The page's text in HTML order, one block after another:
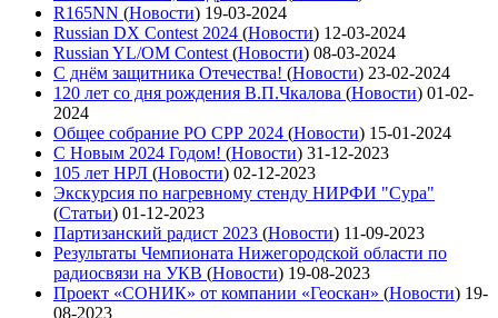
R165NN (Новости) 19-03-2024
Russian DX Contest 2024 (Новости) 12-03-2024
Russian YL/OM Contest (Новости) 08-03-2024
С днём защитника Отечества! (Новости) 23-02-2024
120 лет со дня рождения В.П.Чкалова (Новости) 01-02-
2024
Общее собрание РО СРР 2024 (Новости) 15-01-2024
С Новым 2024 Годом! (Новости) 31-12-2023
105 лет НРЛ (Новости) 02-12-2023
Экскурсия по нагревному стенду НИРФИ "Сура"
(Статьи) 01-12-2023
Партизанский радист 2023 (Новости) 11-09-2023
Результаты Чемпионата Нижегородской области по
радиосвязи на УКВ (Новости) 19-08-2023
Проект «СОНИК» от компании «Геоскан» (Новости) 19-
08-2023